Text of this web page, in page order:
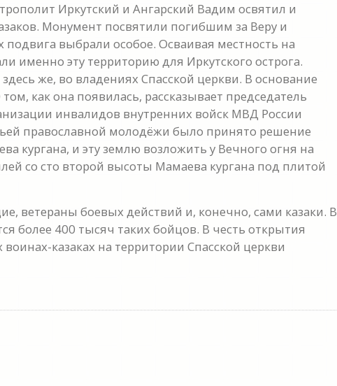
Иркутский и Ангарский Вадим освятил и
Монумент посвятили погибшим за Веру и
выбрали особое. Осваивая местность на
именно эту территорию для Иркутского острога.
же, во владениях Спасской церкви. В основание
как она появилась, рассказывает председатель
инвалидов внутренних войск МВД России
православной молодёжи было принято решение
кургана, и эту землю возложить у Вечного огня на
со сто второй высоты Мамаева кургана под плитой
ветераны боевых действий и, конечно, сами казаки. В
более 400 тысяч таких бойцов. В честь открытия
казаках на территории Спасской церкви